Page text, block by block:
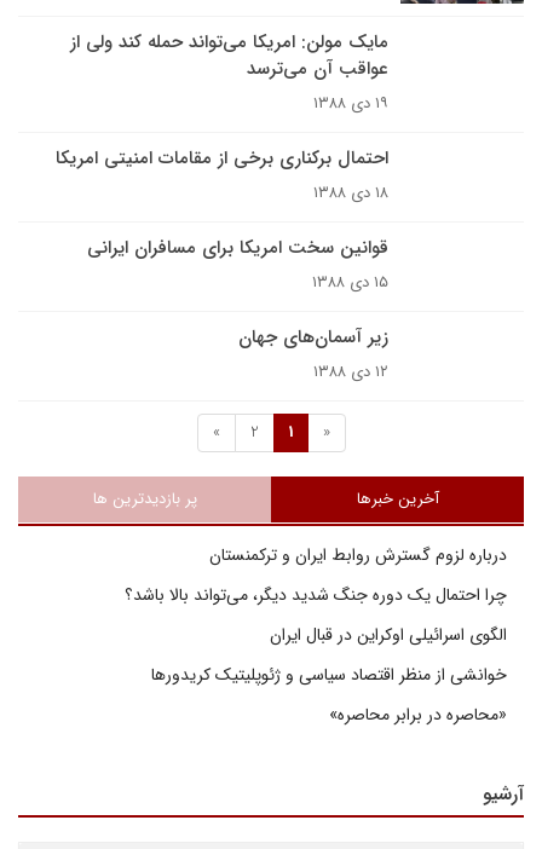
مایک مولن: امریکا می‌تواند حمله کند ولی از
عواقب آن می‌ترسد
۱۹ دی ۱۳۸۸
احتمال برکنارى برخى از مقامات امنيتى امريکا
۱۸ دی ۱۳۸۸
قوانين سخت‌ امريکا براى مسافران ايرانى
۱۵ دی ۱۳۸۸
زیر آسمان‌های جهان
۱۲ دی ۱۳۸۸
«
1
2
»
آخرین خبرها پر بازدیدترین ها
درباره لزوم گسترش روابط ایران و ترکمنستان
چرا احتمال یک دوره جنگ شدید دیگر، می‌تواند بالا باشد؟
الگوی اسرائیلی اوکراین در قبال ایران
خوانشی از منظر اقتصاد سیاسی و ژئوپلیتیک کریدورها
«محاصره در برابر محاصره»
آرشیو